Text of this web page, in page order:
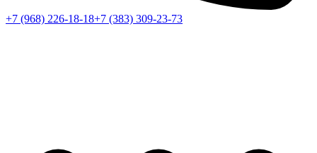
+7 (968) 226-18-18+7 (383) 309-23-73